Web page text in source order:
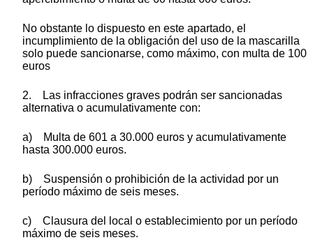
No obstante lo dispuesto en este apartado, el
incumplimiento de la obligación del uso de la mascarilla
solo puede sancionarse, como máximo, con multa de 100
euros
2. Las infracciones graves podrán ser sancionadas
alternativa o acumulativamente con:
a) Multa de 601 a 30.000 euros y acumulativamente
hasta 300.000 euros.
b) Suspensión o prohibición de la actividad por un
período máximo de seis meses.
c) Clausura del local o establecimiento por un período
máximo de seis meses.